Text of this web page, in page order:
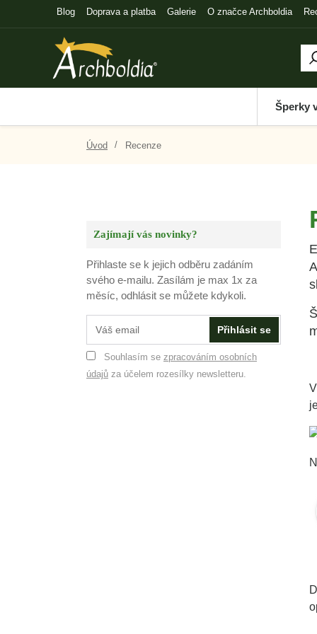
Blog Doprava a platba Galerie O značce Archboldia
Šperky
Úvod Recenze
Zajímají vás novinky?
Přihlaste se k jejich odběru zadáním
svého e-mailu. Zasílám je max 1x za
měsíc, odhlásit se můžete kdykoli.
Přihlásit se
Souhlasím se zpracováním osobních
údajů za účelem rozesílky newsletteru.